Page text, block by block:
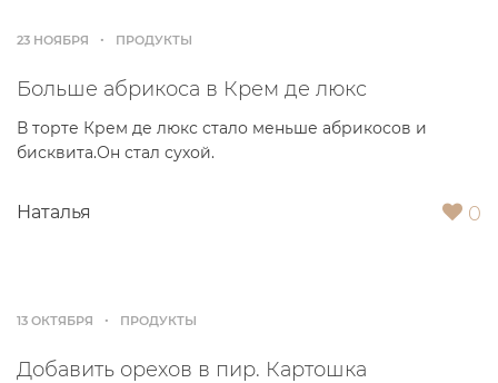
23 НОЯБРЯ ПРОДУКТЫ
Больше абрикоса в Крем де люкс
В торте Крем де люкс стало меньше абрикосов и
бисквита.Он стал сухой.
Наталья 0
13 ОКТЯБРЯ ПРОДУКТЫ
Добавить орехов в пир. Картошка